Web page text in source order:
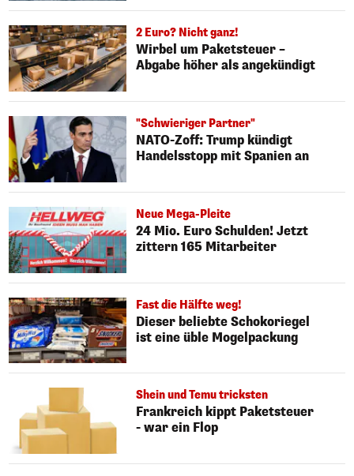
2 Euro? Nicht ganz!
Wirbel um Paketsteuer –
Abgabe höher als angekündigt
"Schwieriger Partner"
NATO-Zoff: Trump kündigt
Handelsstopp mit Spanien an
Neue Mega-Pleite
24 Mio. Euro Schulden! Jetzt
zittern 165 Mitarbeiter
Fast die Hälfte weg!
Dieser beliebte Schokoriegel
ist eine üble Mogelpackung
Shein und Temu tricksten
Frankreich kippt Paketsteuer
- war ein Flop